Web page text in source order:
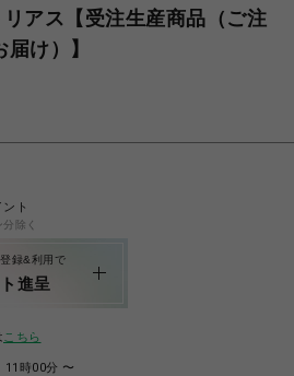
アス【受注生産商品（ご注
け）】
ント
除く
録&利用で
進呈
こちら
11時00分 〜